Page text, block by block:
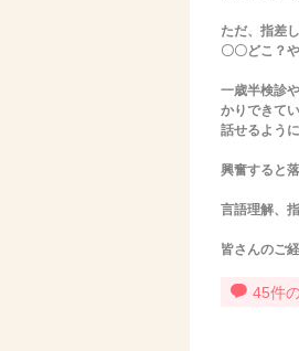
ただ、指差
〇〇どこ？
一歳半検診
かりできて
話せるよう
興奮すると
言語理解、
皆さんのご
45件